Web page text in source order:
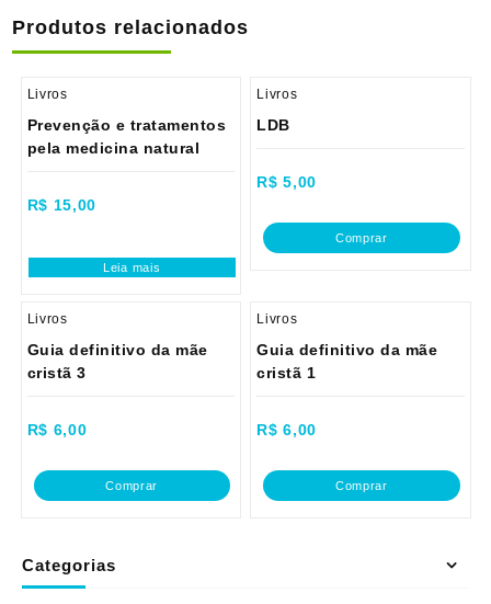
Categorias
Produtos relacionados
Livros
Prevenção e tratamentos
pela medicina natural
R$ 15,00
Leia mais
Livros
LDB
R$ 5,00
Comprar
Livros
Guia definitivo da mãe
cristã 3
R$ 6,00
Comprar
Livros
Guia definitivo da mãe
cristã 1
R$ 6,00
Comprar